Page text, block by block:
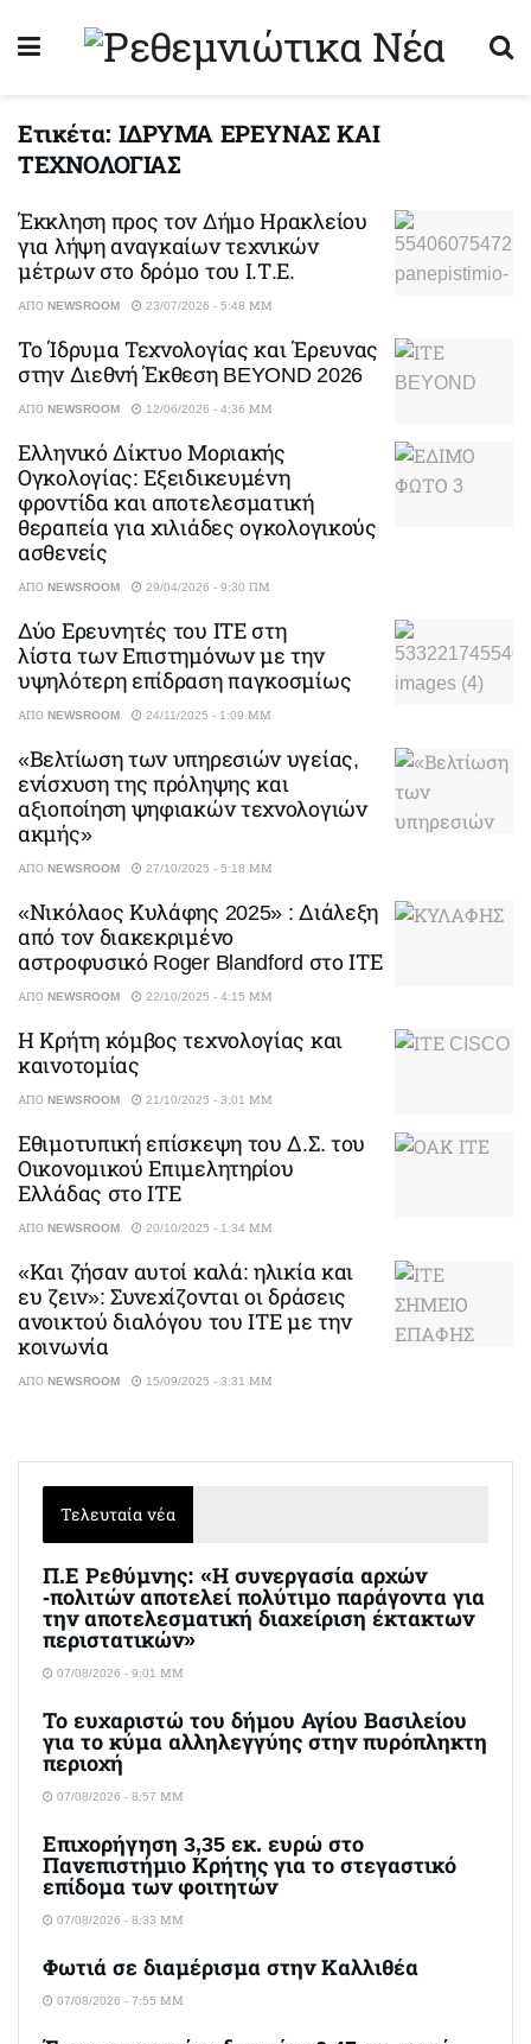
Ετικέτα:ΙΔΡΥΜΑ ΕΡΕΥΝΑΣ ΚΑΙ
ΤΕΧΝΟΛΟΓΙΑΣ
Έκκληση προς τον Δήμο Ηρακλείου
για λήψη αναγκαίων τεχνικών
μέτρων στο δρόμο του Ι.Τ.Ε.
ΑΠΌ NEWSROOM 23/07/2026 - 5:48 ΜΜ
Το Ίδρυμα Τεχνολογίας και Έρευνας
στην Διεθνή Έκθεση BEYOND 2026
ΑΠΌ NEWSROOM 12/06/2026 - 4:36 ΜΜ
Ελληνικό Δίκτυο Μοριακής
Ογκολογίας: Εξειδικευμένη
φροντίδα και αποτελεσματική
θεραπεία για χιλιάδες ογκολογικούς
ασθενείς
ΑΠΌ NEWSROOM 29/04/2026 - 9:30 ΠΜ
Δύο Ερευνητές του ΙΤΕ στη
λίστα των Επιστημόνων με την
υψηλότερη επίδραση παγκοσμίως
ΑΠΌ NEWSROOM 24/11/2025 - 1:09 ΜΜ
«Βελτίωση των υπηρεσιών υγείας,
ενίσχυση της πρόληψης και
αξιοποίηση ψηφιακών τεχνολογιών
ακμής»
ΑΠΌ NEWSROOM 27/10/2025 - 5:18 ΜΜ
«Νικόλαος Κυλάφης 2025» : Διάλεξη
από τον διακεκριμένο
αστροφυσικό Roger Blandford στο ΙΤΕ
ΑΠΌ NEWSROOM 22/10/2025 - 4:15 ΜΜ
Η Κρήτη κόμβος τεχνολογίας και
καινοτομίας
ΑΠΌ NEWSROOM 21/10/2025 - 3:01 ΜΜ
Εθιμοτυπική επίσκεψη του Δ.Σ. του
Οικονομικού Επιμελητηρίου
Ελλάδας στο ΙΤΕ
ΑΠΌ NEWSROOM 20/10/2025 - 1:34 ΜΜ
«Και ζήσαν αυτοί καλά: ηλικία και
ευ ζειν»: Συνεχίζονται οι δράσεις
ανοικτού διαλόγου του ΙΤΕ με την
κοινωνία
ΑΠΌ NEWSROOM 15/09/2025 - 3:31 ΜΜ
Τελευταία νέα
Π.Ε Ρεθύμνης: «Η συνεργασία αρχών
-πολιτών αποτελεί πολύτιμο παράγοντα για
την αποτελεσματική διαχείριση έκτακτων
περιστατικών»
07/08/2026 - 9:01 ΜΜ
Το ευχαριστώ του δήμου Αγίου Βασιλείου
για το κύμα αλληλεγγύης στην πυρόπληκτη
περιοχή
07/08/2026 - 8:57 ΜΜ
Επιχορήγηση 3,35 εκ. ευρώ στο
Πανεπιστήμιο Κρήτης για το στεγαστικό
επίδομα των φοιτητών
07/08/2026 - 8:33 ΜΜ
Φωτιά σε διαμέρισμα στην Καλλιθέα
07/08/2026 - 7:55 ΜΜ